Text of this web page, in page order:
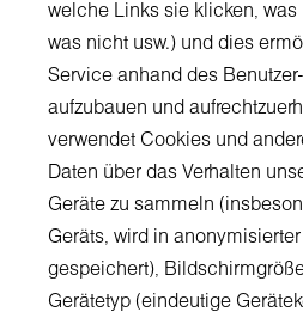
welche Links sie klicken, was
was nicht usw.) und dies
Service anhand des
aufzubauen und
verwendet Cookies und
Daten über das Verhalten
Geräte zu sammeln
Geräts, wird in
gespeichert),
Gerätetyp (eindeutige